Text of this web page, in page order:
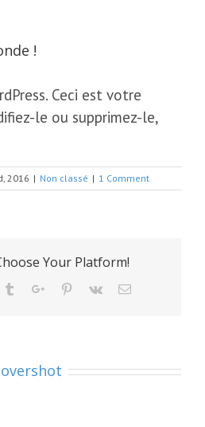
!
Ceci est votre
le ou supprimez-le,
2016 | Non classé | 1 Comment
Your Platform!
TumblrGoogle+Pinterest
Vk Email
overshot